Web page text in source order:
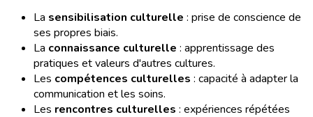
La sensibilisation culturelle : prise de conscience de
ses propres biais.
La connaissance culturelle : apprentissage des
pratiques et valeurs d'autres cultures.
Les compétences culturelles : capacité à adapter la
communication et les soins.
Les rencontres culturelles : expériences répétées